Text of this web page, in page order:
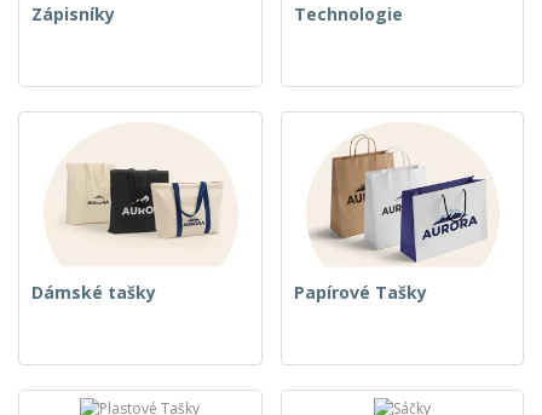
Zápisníky Technologie
Dámské tašky Papírové Tašky